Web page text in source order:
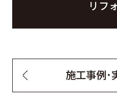
リフ
施工事例・